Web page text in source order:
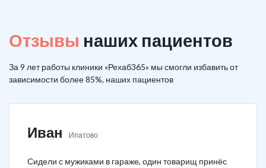
Отзывы наших пациентов
За 9 лет работы клиники «Рехаб365» мы смогли избавить от
зависимости более 85%, наших пациентов
Иван Ипатово
Сидели с мужиками в гараже, один товарищ принёс